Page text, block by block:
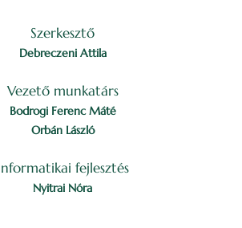
Szerkesztő
Debreczeni Attila
Vezető munkatárs
Bodrogi Ferenc Máté
Orbán László
fejlesztés
Nyitrai Nóra